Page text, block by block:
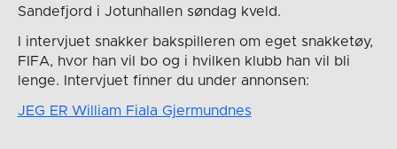
Sandefjord i Jotunhallen søndag kveld.
I intervjuet snakker bakspilleren om eget snakketøy,
FIFA, hvor han vil bo og i hvilken klubb han vil bli
lenge. Intervjuet finner du under annonsen:
JEG ER William Fiala Gjermundnes